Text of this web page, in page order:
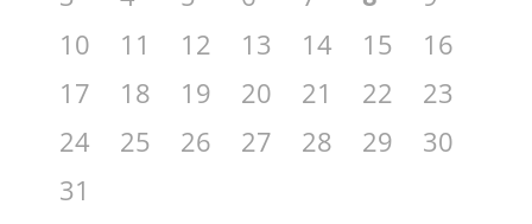
10
11 12 13 14 15
16
17
18 19 20 21 22
23
24
25 26 27 28 29
30
31